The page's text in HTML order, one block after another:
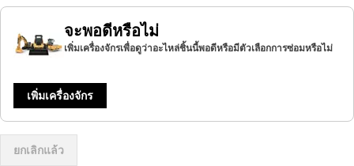
จะพอดีหรือไม่
เพิ่มเครื่องจักรเพื่อดูว่าอะไหล่ชิ้นนี้พอดีหรือมีตัวเลือกการซ่อมหรือไม่
เพิ่มเครื่องจักร
ยกเลิกแล้ว